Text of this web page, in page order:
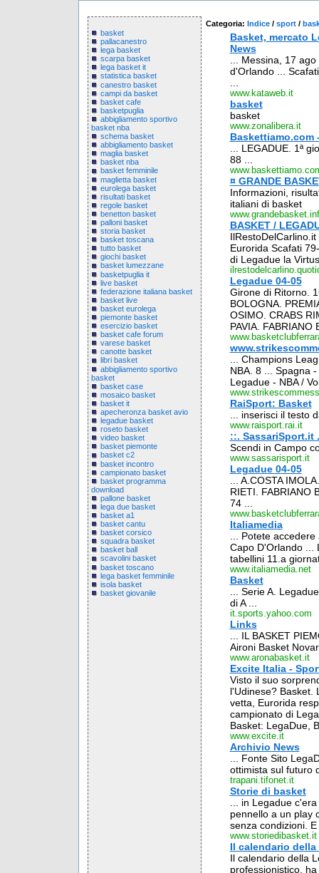
basket
pallacanestro
lega basket
scarpa basket
lega basket it
statistica basket
canestro basket
campi da basket
basket cafe
basketpuglia
abbigliamento sportivo
basket nba
schema basket
abbigliamento basket
maglia basket
basket nba
basket femminile
maglietta basket
eurolega basket
risultati basket
regole basket
benetton basket
palloni basket
storia basket
basket toscana
tutto basket
giochi basket
basket lumezzane
basketpuglia it
live basket
federazione italiana basket
basket live
basket eurolega
piemonte basket
esercizio basket
basket cafe forum
varese basket
canotte basket
libri basket
abbigliamento sportivo
basket
basket case
mosaico basket
basket it
apecheronza basket avio
legadue basket
roseto basket
video basket
basket piemonte
basket c2
basket incontro
campionato basket
basket programma
download
pallone basket
lega due basket
basket a1
basket cantu
basket corsico
squadra basket
basket ball
scavolini basket
basket toscano
lega basket femminile
isola basket
basket giovanile
Categoria: Indice / sport /
Basket, mercato
News
... Messina, 17
d'Orlando ...
www.kataweb.it
basket
basket
www.zonalibera.it
Baskettiamo.com
... LEGADUE. 1ª
88 ...
¤ GRANDE
Informazioni,
italiani di basket
BASKET /
Eurorida Scafati
di Legadue la
Legadue 04-05
Girone di Ritorno.
BOLOGNA.
OSIMO. CRABS
PAVIA. FABRIANO
... Champions
NBA. 8 ... Spagna
Legadue - NBA /
RaiSport: Basket
... inserisci il testo
www.raisport.rai.it
::. SassariSport.it
Scendi in Campo
www.sassarisport.it
Legadue 04-05
... A.COSTA
RIETI. FABRIANO
74 ...
Italiamedia
... Potete
Capo D'Orlando ...
tabellini 11.a
www.italiamedia.net
Basket
... Serie A.
di A ...
it.sports.yahoo.com
Links
... IL BASKET
Aironi Basket
www.aronabasket.it
Excite Italia -
Visto il suo
l'Udinese? Basket.
vetta, Eurorida
campionato di
Basket: LegaDue,
www.excite.it
Archivio News
... Fonte Sito
ottimista sul futuro
trapani.tifonet.it
Storie di basket
... in Legadue
pennello a un play
senza condizioni.
www.storiedibasket.it
Il calendario della
Il calendario della
professionistico,